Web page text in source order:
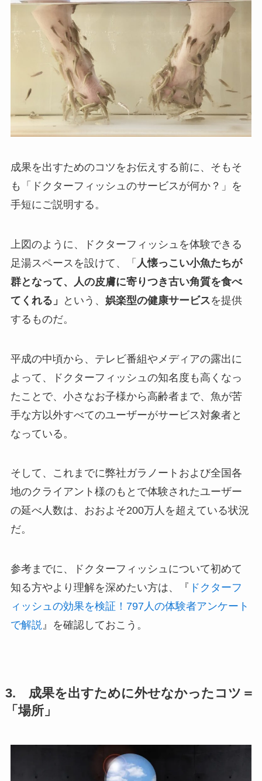
成果を出すためのコツをお伝えする前に、そもそ
も「ドクターフィッシュのサービスが何か？」を
手短にご説明する。
上図のように、ドクターフィッシュを体験できる
足湯スペースを設けて、「 人懐っこい小魚たちが
群となって、人の皮膚に寄りつき古い角質を食べ
てくれる」
という、 娯楽型の健康サービス を提供
するものだ。
平成の中頃から、テレビ番組やメディアの露出に
よって、ドクターフィッシュの知名度も高くなっ
たことで、小さなお子様から高齢者まで、魚が苦
手な方以外すべてのユーザーがサービス対象者と
なっている。
そして、これまでに弊社ガラノートおよび全国各
地のクライアント様のもとで体験されたユーザー
の延べ人数は、おおよそ200万人を超えている状況
だ。
参考までに、ドクターフィッシュについて初めて
知る方やより理解を深めたい方は、『 ドクターフ
ィッシュの効果を検証！797人の体験者アンケート
で解説』を確認しておこう。
3. 成果を出すために外せなかったコツ＝
「場所」